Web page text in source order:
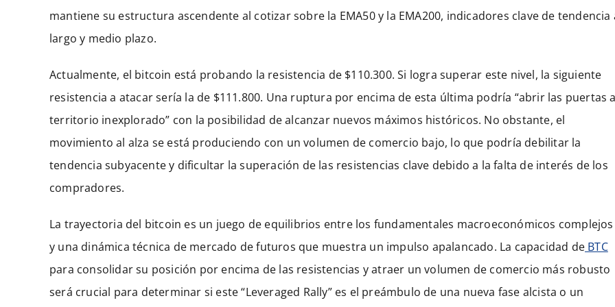
mantiene su estructura ascendente al cotizar sobre la EMA50 y la EMA200, indicadores clave de tendencia
largo y medio plazo.
Actualmente, el bitcoin está probando la resistencia de $110.300. Si logra superar este nivel, la siguiente
resistencia a atacar sería la de $111.800. Una ruptura por encima de esta última podría “abrir las puertas
territorio inexplorado” con la posibilidad de alcanzar nuevos máximos históricos. No obstante, el
movimiento al alza se está produciendo con un volumen de comercio bajo, lo que podría debilitar la
tendencia subyacente y dificultar la superación de las resistencias clave debido a la falta de interés de los
compradores.
La trayectoria del bitcoin es un juego de equilibrios entre los fundamentales macroeconómicos complejos
y una dinámica técnica de mercado de futuros que muestra un impulso apalancado. La capacidad de BTC
para consolidar su posición por encima de las resistencias y atraer un volumen de comercio más robusto
será crucial para determinar si este “Leveraged Rally” es el preámbulo de una nueva fase alcista o un